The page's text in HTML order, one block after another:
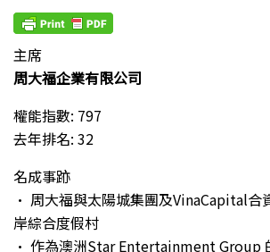
主席
周大福企業有限公司
權能指數: 797
去年排名: 32
名成事跡
• 周大福與太陽城集團及VinaCapital合
岸綜合度假村
• 作為澳洲Star Entertainment Group